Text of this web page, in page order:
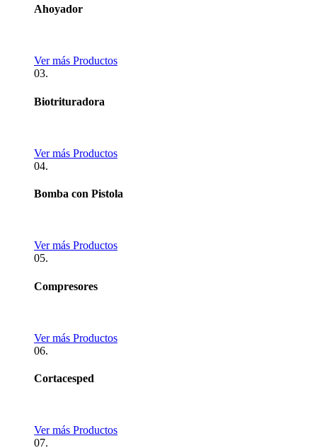
Ahoyador
Ver más Productos
03.
Biotrituradora
Ver más Productos
04.
Bomba con Pistola
Ver más Productos
05.
Compresores
Ver más Productos
06.
Cortacesped
Ver más Productos
07.